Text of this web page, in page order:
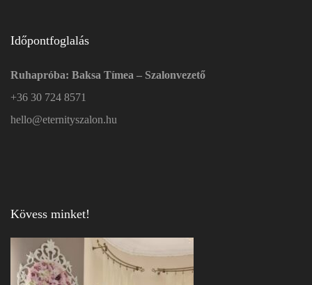
Időpontfoglalás
Ruhapróba: Baksa Tímea – Szalonvezető
+36 30 724 8571
hello@eternityszalon.hu
Kövess minket!